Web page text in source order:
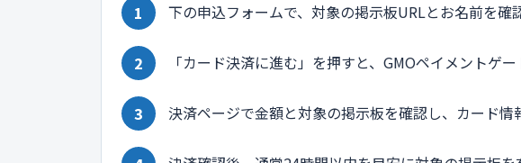
下の申込フォームで、対象の掲示板URLとお名前を確
「カード決済に進む」を押すと、GMOペイメントゲ
決済ページで金額と対象の掲示板を確認し、カード情